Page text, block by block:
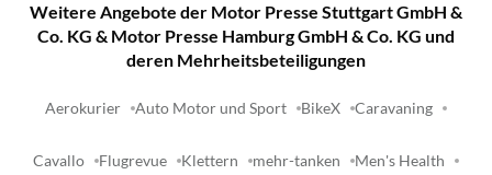
Weitere Angebote der Motor Presse Stuttgart GmbH &
Co. KG & Motor Presse Hamburg GmbH & Co. KG und
deren Mehrheitsbeteiligungen
Aerokurier Auto Motor und Sport BikeX Caravaning
Cavallo Flugrevue Klettern mehr-tanken Men's Health